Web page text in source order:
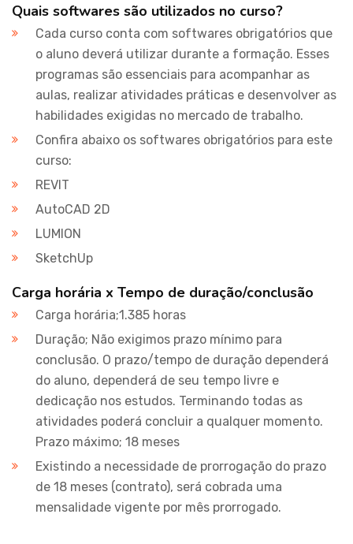
Quais softwares são utilizados no curso?
Cada curso conta com softwares obrigatórios que
o aluno deverá utilizar durante a formação. Esses
programas são essenciais para acompanhar as
aulas, realizar atividades práticas e desenvolver as
habilidades exigidas no mercado de trabalho.
Confira abaixo os softwares obrigatórios para este
curso:
REVIT
AutoCAD 2D
LUMION
SketchUp
Carga horária x Tempo de duração/conclusão
Carga horária;1.385 horas
Duração; Não exigimos prazo mínimo para
conclusão. O prazo/tempo de duração dependerá
do aluno, dependerá de seu tempo livre e
dedicação nos estudos. Terminando todas as
atividades poderá concluir a qualquer momento.
Prazo máximo; 18 meses
Existindo a necessidade de prorrogação do prazo
de 18 meses (contrato), será cobrada uma
mensalidade vigente por mês prorrogado.